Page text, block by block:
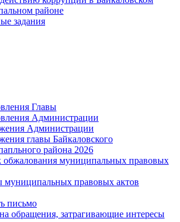
районе
задания
Главы
Администрации
Администрации
главы Байкаловского
района 2026
обжалования муниципальных правовых
муниципальных правовых актов
письмо
обращения, затрагивающие интересы